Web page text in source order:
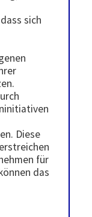
sich
Diese
für
das